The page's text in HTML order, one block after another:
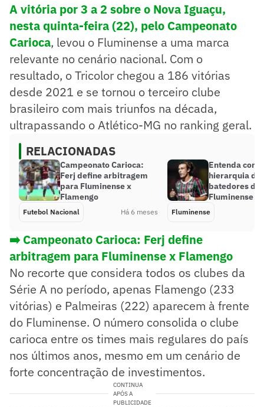
A vitória por 3 a 2 sobre o Nova Iguaçu,
nesta quinta-feira (22), pelo Campeonato
Carioca, levou o Fluminense a uma marca
relevante no cenário nacional. Com o
resultado, o Tricolor chegou a 186 vitórias
desde 2021 e se tornou o terceiro clube
brasileiro com mais triunfos na década,
ultrapassando o Atlético-MG no ranking geral.
RELACIONADAS
Campeonato Carioca:
Ferj define arbitragem
para Fluminense x
Flamengo
Futebol Nacional Há 6 meses
Entenda
hierarquia
batedores de
Fluminense
Fluminense
➡️ Campeonato Carioca: Ferj define
arbitragem para Fluminense x Flamengo
No recorte que considera todos os clubes da
Série A no período, apenas Flamengo (233
vitórias) e Palmeiras (222) aparecem à frente
do Fluminense. O número consolida o clube
carioca entre os times mais regulares do país
nos últimos anos, mesmo em um cenário de
forte concentração de investimentos.
CONTINUA
APÓS A
PUBLICIDADE